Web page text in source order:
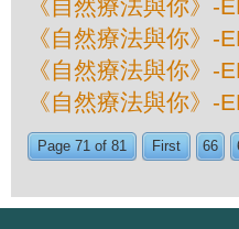
《自然療法與你》-
《自然療法與你》-
《自然療法與你》-
《自然療法與你》-
Page 71 of 81 First 66